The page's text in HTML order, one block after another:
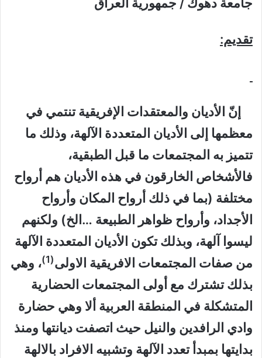
جامعة دهوك / جمهورية العراق
تقديم:
إنّ الأديان والمعتقدات الإفريقية تنتمي في
معظمها إلى الأديان المتعددة الآلهة، وذلك ما
تتميز به المجتمعات ما قبل الطبقية،
فالأشخاص الخارقون في هذه الأديان هم أرواح
مختلفة (بما في ذلك أرواح المكان وأرواح
الأجداد، وأرواح ظواهر الطبيعة …الخ) ولكنهم
ليسوا آلهة، وبذلك تكون الأديان المتعددة الآلهة
من صفات المجتمعات الافريقية الاولى(1)
، وهي
بذلك تشترك مع أولى المجتمعات الحضارية
المتشكلة في المنطقة العربية ألا وهي حضارة
وادي الرافدين والنيل حيث اتصفت ديانتها ومنذ
بدايتها بمبدأ تعدد الآلهة وتشبيه الافراد بالالهة